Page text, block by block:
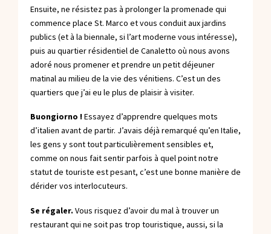
Ensuite, ne résistez pas à prolonger la promenade qui
commence place St. Marco et vous conduit aux jardins
publics (et à la biennale, si l’art moderne vous intéresse),
puis au quartier résidentiel de Canaletto où nous avons
adoré nous promener et prendre un petit déjeuner
matinal au milieu de la vie des vénitiens. C’est un des
quartiers que j’ai eu le plus de plaisir à visiter.
Buongiorno !Essayez d’apprendre quelques mots
d’italien avant de partir. J’avais déjà remarqué qu’en Italie,
les gens y sont tout particulièrement sensibles et,
comme on nous fait sentir parfois à quel point notre
statut de touriste est pesant, c’est une bonne manière de
dérider vos interlocuteurs.
Se régaler. Vous risquez d’avoir du mal à trouver un
restaurant qui ne soit pas trop touristique, aussi, si la